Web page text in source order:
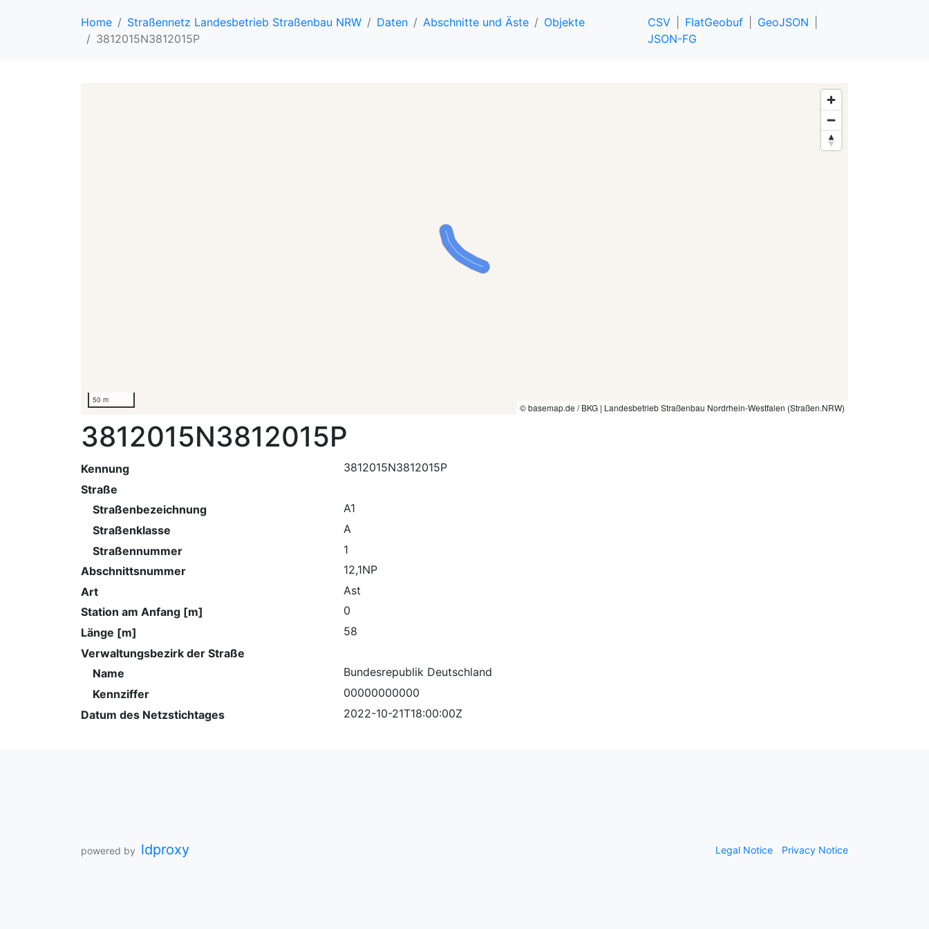
Home Straßennetz Landesbetrieb Straßenbau NRW Daten Abschnitte und Äste
Objekte
3812015N3812015P
CSV FlatGeobuf
GeoJSON
JSON-FG
50 m
© basemap.de / BKG | Landesbetrieb Straßenbau Nordrhein-Westfalen (Straßen.NRW)
3812015N3812015P
Kennung
3812015N3812015P
Straße
Straßenbezeichnung
A1
Straßenklasse
A
Straßennummer
1
Abschnittsnummer
12,1NP
Art
Ast
Station am Anfang [m]
0
Länge [m]
58
Verwaltungsbezirk der Straße
Name
Bundesrepublik Deutschland
Kennziffer
00000000000
Datum des Netzstichtages
2022-10-21T18:00:00Z
powered by ldproxy Legal Notice Privacy Notice